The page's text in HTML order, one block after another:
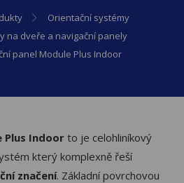
Orientační systémy
na dveře a navigační panely
panel Module Plus Indoor
Plus Indoor to je celohliníkový
který komplexně řeší
značení. Základní povrchovou